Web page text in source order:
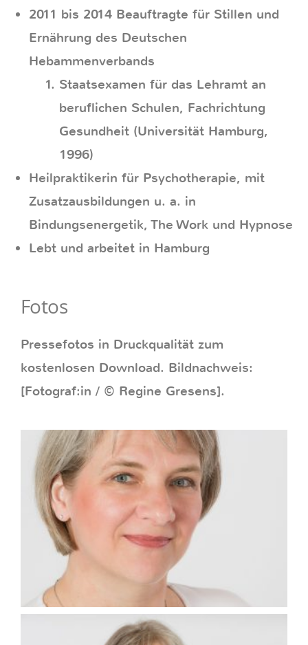
2011 bis 2014 Beauftragte für Stillen und
Ernährung des Deutschen
Hebammenverbands
Staatsexamen für das Lehramt an
beruflichen Schulen, Fachrichtung
Gesundheit (Universität Hamburg,
1996)
Heilpraktikerin für Psychotherapie, mit
Zusatzausbildungen u. a. in
Bindungsenergetik, The Work und Hypnose
Lebt und arbeitet in Hamburg
Fotos
Pressefotos in Druckqualität zum
kostenlosen Download. Bildnachweis:
[Fotograf:in / © Regine Gresens].